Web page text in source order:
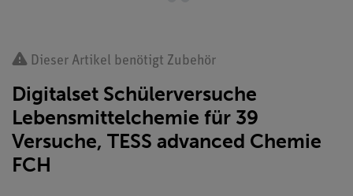
Dieser Artikel benötigt Zubehör
Digitalset Schülerversuche
Lebensmittelchemie für 39
Versuche, TESS advanced Chemie
FCH